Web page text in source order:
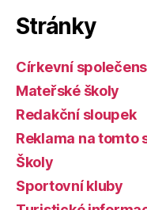
Stránky
Církevní
Mateřské školy
Redakční sloupek
Reklama na tomto
Školy
Sportovní kluby